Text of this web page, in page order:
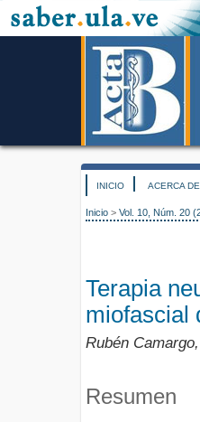
INICIO ACERCA DE
Inicio > Vol. 10, Núm. 20
Terapia
miofascial
Rubén
Resumen